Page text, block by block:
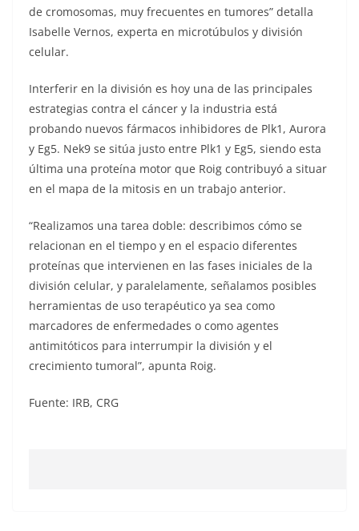
de cromosomas, muy frecuentes en tumores” detalla
Isabelle Vernos, experta en microtúbulos y división
celular.
Interferir en la división es hoy una de las principales
estrategias contra el cáncer y la industria está
probando nuevos fármacos inhibidores de Plk1, Aurora
y Eg5. Nek9 se sitúa justo entre Plk1 y Eg5, siendo esta
última una proteína motor que Roig contribuyó a situar
en el mapa de la mitosis en un trabajo anterior.
“Realizamos una tarea doble: describimos cómo se
relacionan en el tiempo y en el espacio diferentes
proteínas que intervienen en las fases iniciales de la
división celular, y paralelamente, señalamos posibles
herramientas de uso terapéutico ya sea como
marcadores de enfermedades o como agentes
antimitóticos para interrumpir la división y el
crecimiento tumoral”, apunta Roig.
Fuente: IRB, CRG